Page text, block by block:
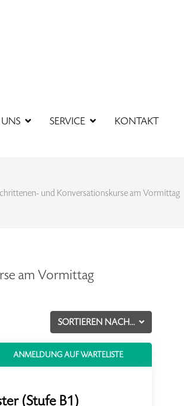
SERVICE KONTAKT
und Konversationskurse am Vormittag
am Vormittag
SORTIEREN NACH...
ANMELDUNG AUF WARTELISTE
(Stufe B1)